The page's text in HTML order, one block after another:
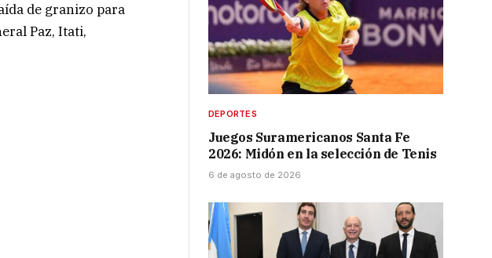
de granizo para
Paz, Itati,
DEPORTES
Juegos Suramericanos Santa Fe
2026: Midón en la selección de Tenis
6 de agosto de 2026